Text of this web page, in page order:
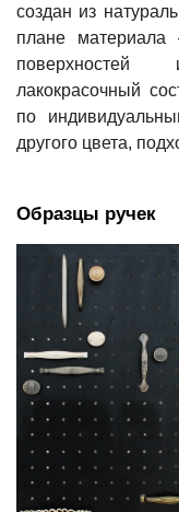
создан из
плане
поверхностей
лакокрасочный
по
другого цвета,
Образцы ручек